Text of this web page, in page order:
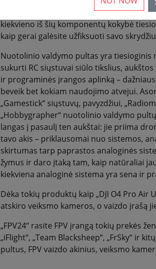
valdymo pultas ir FPV vaizdo akiniai yra
kiekvieno iš šių komponentų kokybė
kaip gerai galėsite užfiksuoti savo
Nuotolinio valdymo pultas yra tiesioginis
sukurti RC siųstuvai siūlo tikslius,
ir programinės įrangos aplinką –
beveik bet kokiam naudojimo atvejui.
„Gamestick“ siųstuvų, pavyzdžiui,
„Hobbygrapher“ nuotolinio valdymo
langas į pasaulį ten aukštai: jie priima
tavo akis – priklausomai nuo sistemos,
skirtumas tarp paprastos analoginės
žymus ir daro įtaką tam, kaip natūraliai
kiekviena analoginė sistema yra sena ir
Dėka tokių produktų kaip „DJI O4 Pro Air
atskiro veiksmo kameros, o vaizdo įrašą
„FPV24“ rasite FPV įrangą tokių prekės
„iFlight“, „Team Blacksheep“, „FrSky“ ir
pultus, FPV vaizdo akinius, veiksmo